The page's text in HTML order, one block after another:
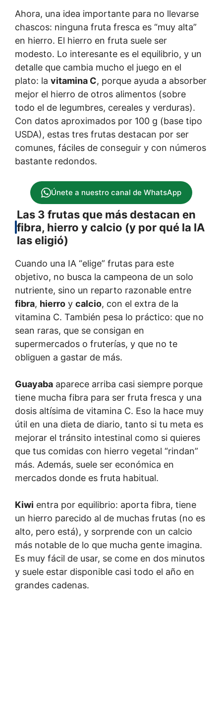
Ahora, una idea importante para no llevarse
chascos: ninguna fruta fresca es “muy alta”
en hierro. El hierro en fruta suele ser
modesto. Lo interesante es el equilibrio, y un
detalle que cambia mucho el juego en el
plato: la vitamina C, porque ayuda a absorber
mejor el hierro de otros alimentos (sobre
todo el de legumbres, cereales y verduras).
Con datos aproximados por 100 g (base tipo
USDA), estas tres frutas destacan por ser
comunes, fáciles de conseguir y con números
bastante redondos.
Únete a nuestro canal de WhatsApp
Las 3 frutas que más destacan en
fibra, hierro y calcio (y por qué la IA
las eligió)
Cuando una IA “elige” frutas para este
objetivo, no busca la campeona de un solo
nutriente, sino un reparto razonable entre
fibra, hierro y calcio, con el extra de la
vitamina C. También pesa lo práctico: que no
sean raras, que se consigan en
supermercados o fruterías, y que no te
obliguen a gastar de más.
Guayaba aparece arriba casi siempre porque
tiene mucha fibra para ser fruta fresca y una
dosis altísima de vitamina C. Eso la hace muy
útil en una dieta de diario, tanto si tu meta es
mejorar el tránsito intestinal como si quieres
que tus comidas con hierro vegetal “rindan”
más. Además, suele ser económica en
mercados donde es fruta habitual.
Kiwi entra por equilibrio: aporta fibra, tiene
un hierro parecido al de muchas frutas (no es
alto, pero está), y sorprende con un calcio
más notable de lo que mucha gente imagina.
Es muy fácil de usar, se come en dos minutos
y suele estar disponible casi todo el año en
grandes cadenas.